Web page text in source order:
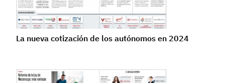
La nueva cotización de los autónomos en 2024